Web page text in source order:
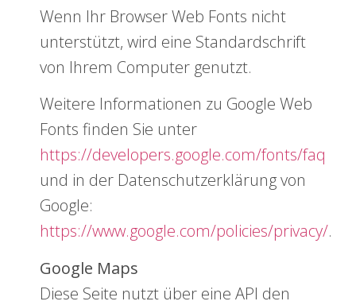
Wenn Ihr Browser Web Fonts nicht
unterstützt, wird eine Standardschrift
von Ihrem Computer genutzt.
Weitere Informationen zu Google Web
Fonts finden Sie unter
https://developers.google.com/fonts/faq
und in der Datenschutzerklärung von
Google:
https://www.google.com/policies/privacy/.
Google Maps
Diese Seite nutzt über eine API den